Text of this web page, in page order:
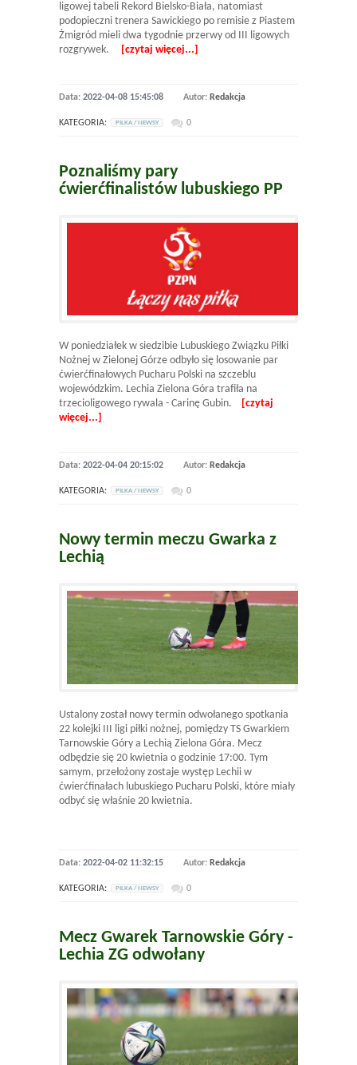
ligowej tabeli Rekord Bielsko-Biała, natomiast
podopieczni trenera Sawickiego po remisie z Piastem
Żmigród mieli dwa tygodnie przerwy od III ligowych
rozgrywek.
[czytaj więcej...]
Data: 2022-04-08 15:45:08 Autor: Redakcja
KATEGORIA: PILKA / NEWSY 0
Poznaliśmy pary
ćwierćfinalistów lubuskiego PP
W poniedziałek w siedzibie Lubuskiego Związku Piłki
Nożnej w Zielonej Górze odbyło się losowanie par
ćwierćfinałowych Pucharu Polski na szczeblu
wojewódzkim. Lechia Zielona Góra trafiła na
trzecioligowego rywala - Carinę Gubin.
[czytaj
więcej...]
Data: 2022-04-04 20:15:02 Autor: Redakcja
KATEGORIA: PILKA / NEWSY 0
Nowy termin meczu Gwarka z
Lechią
Ustalony został nowy termin odwołanego spotkania
22 kolejki III ligi piłki nożnej, pomiędzy TS Gwarkiem
Tarnowskie Góry a Lechią Zielona Góra. Mecz
odbędzie się 20 kwietnia o godzinie 17:00. Tym
samym, przełożony zostaje występ Lechii w
ćwierćfinałach lubuskiego Pucharu Polski, które miały
odbyć się właśnie 20 kwietnia.
Data: 2022-04-02 11:32:15 Autor: Redakcja
KATEGORIA: PILKA / NEWSY 0
Mecz Gwarek Tarnowskie Góry -
Lechia ZG odwołany